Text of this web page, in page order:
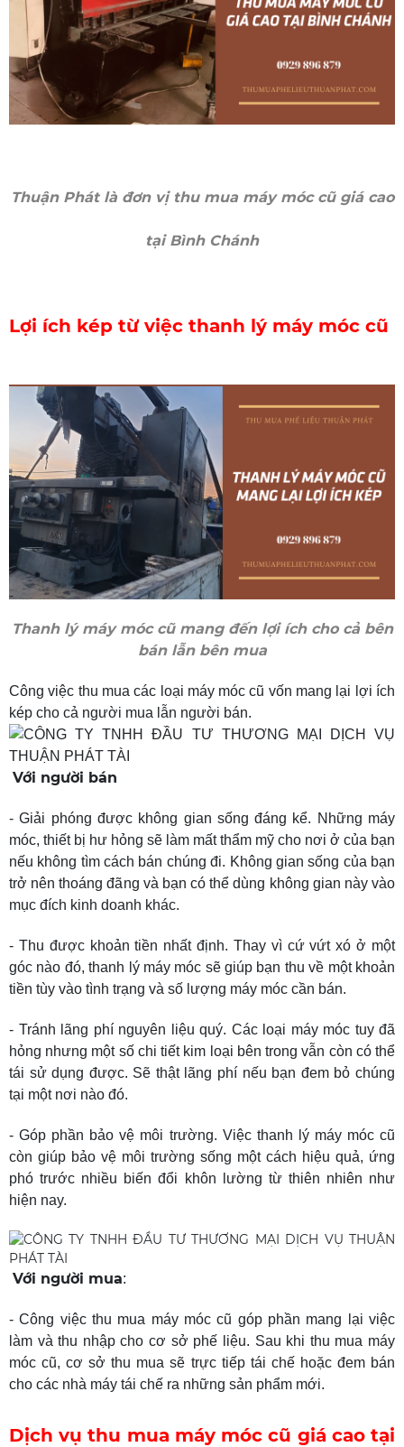
Thuận Phát là đơn vị thu mua máy móc cũ giá cao
tại Bình Chánh
Lợi ích kép từ việc thanh lý máy móc cũ
Thanh lý máy móc cũ mang đến lợi ích cho cả bên
bán lẫn bên mua
Công việc thu mua các loại máy móc cũ vốn mang lại lợi ích
kép cho cả người mua lẫn người bán.
Với người bán
- Giải phóng được không gian sống đáng kể. Những máy
móc, thiết bị hư hỏng sẽ làm mất thẩm mỹ cho nơi ở của bạn
nếu không tìm cách bán chúng đi. Không gian sống của bạn
trở nên thoáng đãng và bạn có thể dùng không gian này vào
mục đích kinh doanh khác.
- Thu được khoản tiền nhất định. Thay vì cứ vứt xó ở một
góc nào đó, thanh lý máy móc sẽ giúp bạn thu về một khoản
tiền tùy vào tình trạng và số lượng máy móc cần bán.
- Tránh lãng phí nguyên liệu quý. Các loại máy móc tuy đã
hỏng nhưng một số chi tiết kim loại bên trong vẫn còn có thể
tái sử dụng được. Sẽ thật lãng phí nếu bạn đem bỏ chúng
tại một nơi nào đó.
- Góp phần bảo vệ môi trường. Việc thanh lý máy móc cũ
còn giúp bảo vệ môi trường sống một cách hiệu quả, ứng
phó trước nhiều biến đổi khôn lường từ thiên nhiên như
hiện nay.
Với người mua:
- Công việc thu mua máy móc cũ góp phần mang lại việc
làm và thu nhập cho cơ sở phế liệu. Sau khi thu mua máy
móc cũ, cơ sở thu mua sẽ trực tiếp tái chế hoặc đem bán
cho các nhà máy tái chế ra những sản phẩm mới.
Dịch vụ thu mua máy móc cũ giá cao tại